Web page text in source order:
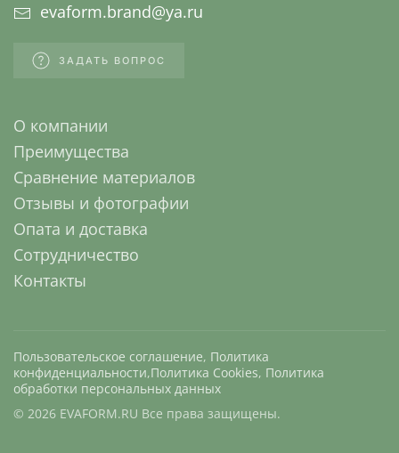
evaform.brand@ya.ru
ЗАДАТЬ ВОПРОС
О компании
Преимущества
Сравнение материалов
Отзывы и фотографии
Опата и доставка
Сотрудничество
Контакты
Пользовательское соглашение, Политика
конфиденциальности,Политика Cookies, Политика
обработки персональных данных
© 2026 EVAFORM.RU Все права защищены.